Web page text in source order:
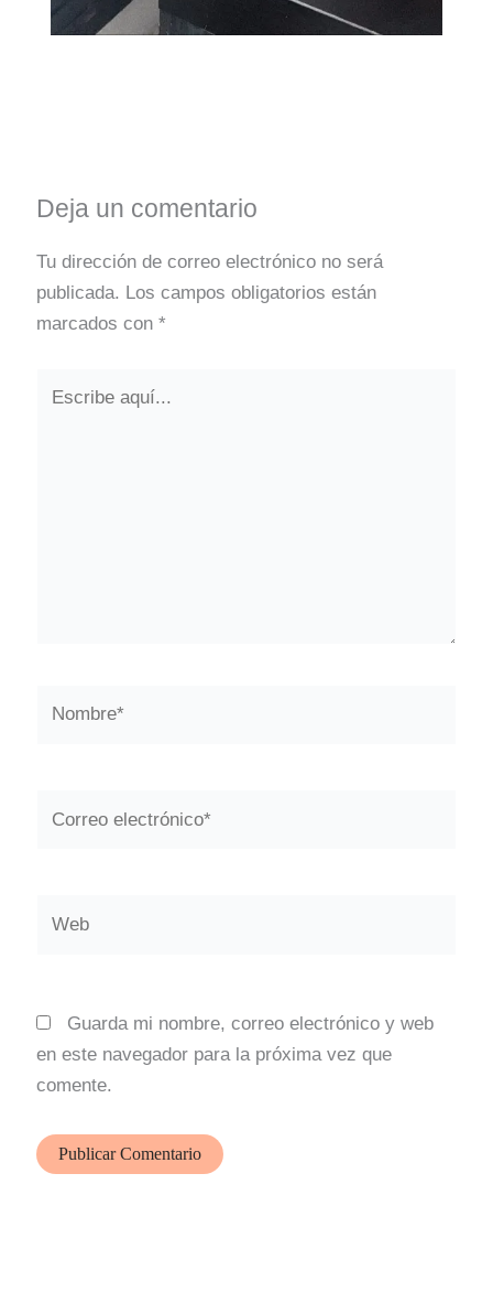
Deja un comentario
Tu dirección de correo electrónico no será
publicada. Los campos obligatorios están
marcados con*
Guarda mi nombre, correo electrónico y web
en este navegador para la próxima vez que
comente.